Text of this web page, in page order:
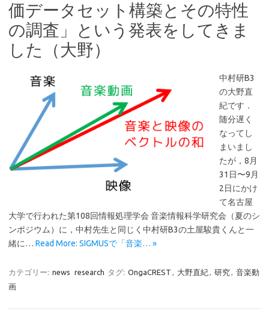
価データセット構築とその特性
の調査」という発表をしてきま
した（大野）
中村研B3
の大野直
紀です．
随分遅く
なってし
まいまし
たが，8月
31日〜9月
2日にかけ
て名古屋
大学で行われた第108回情報処理学会 音楽情報科学研究会（夏のシ
ンポジウム）に，中村先生と同じく中村研B3の土屋駿貴くんと一
緒に… Read More: SIGMUSで「音楽… »
カテゴリー: news research タグ: OngaCREST , 大野直紀, 研究, 音楽動
画